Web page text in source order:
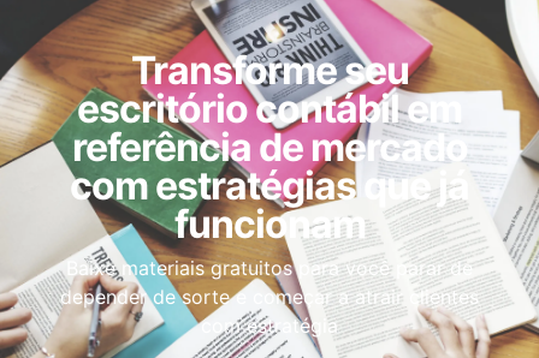
Transforme seu
escritório contábil em
referência de mercado
com estratégias que já
funcionam
Baixe materiais gratuitos para você parar de
depender de sorte e começar a atrair clientes
com estratégia